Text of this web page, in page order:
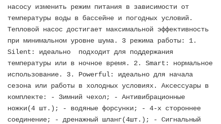
насосу изменить режим питания в зависимости от
температуры воды в бассейне и погодных условий.
Тепловой насос достигает максимальной эффективность
при минимальном уровне шума. 3 режима работы: 1.
Silent: идеально подходит для поддержания
температуры или в ночное время. 2. Smart: нормальное
использование. 3. Powerful: идеально для начала
сезона или работы в холодных условиях. Аксессуары в
комплекте: - Зимний чехол; - Антивибрационные
ножки(4 шт.); - водяные форсунки; - 4-х стороннее
соединение; - дренажный шланг(4шт.); - Сигнальный